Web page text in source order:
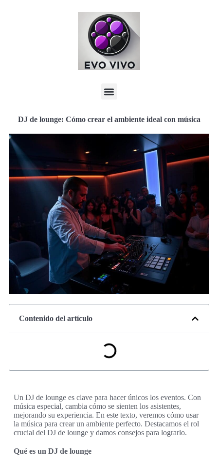
DJ de lounge: Cómo crear el ambiente ideal con música
Contenido del artículo
Un DJ de lounge es clave para hacer únicos los eventos. Con
música especial, cambia cómo se sienten los asistentes,
mejorando su experiencia. En este texto, veremos cómo usar
la música para crear un ambiente perfecto. Destacamos el rol
crucial del DJ de lounge y damos consejos para lograrlo.
Qué es un DJ de lounge